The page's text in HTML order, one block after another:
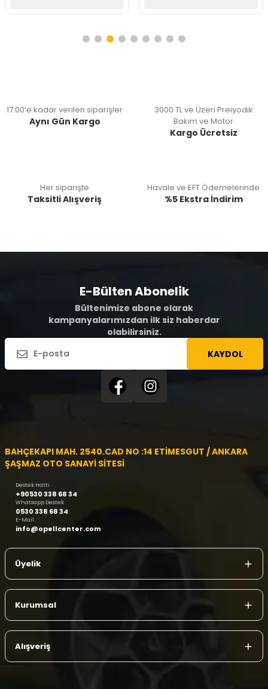
17:00’e kadar verilen siparişler
Aynı Gün Kargo
3000 TL ve Üzeri Preiyodik
Bakım ve Motor
Kargo Ücretsiz
Her siparişte
Taksitli Alışveriş
Havale ve EFT Ödemelerinde
%5 Ekstra İndirim
E-Bülten Abonelik
Bültenimize abone olarak
kampanyalarımızdan ilk siz haberdar
olabilirsiniz.
KAYDOL
BAHÇEKAPI MAH. 2540.CAD NO :14 ETİMESGUT / ANKARA
ŞAŞMAZ OTO SANAYİ SİTESİ
Destek Hattı
+90530 338 68 34
Whatsapp Destek
0530 338 68 34
E-Mail
info@opellcenter.com
Üyelik
Kurumsal
Alışveriş